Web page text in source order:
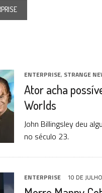
EPISÓDIO DA 4ª TEMPORADA DE
NEW WORLDS ENCARA O FIM DE UMA
| QUATRO EPISÓDIOS DE STAR TREK
5 DA COLEÇÃO TREK BRASILIS
FRIEND
ENTERPRISE, STRANGE
Ator acha
Worlds
John Billingsley deu
no século 23.
ENTERPRISE 10 DE